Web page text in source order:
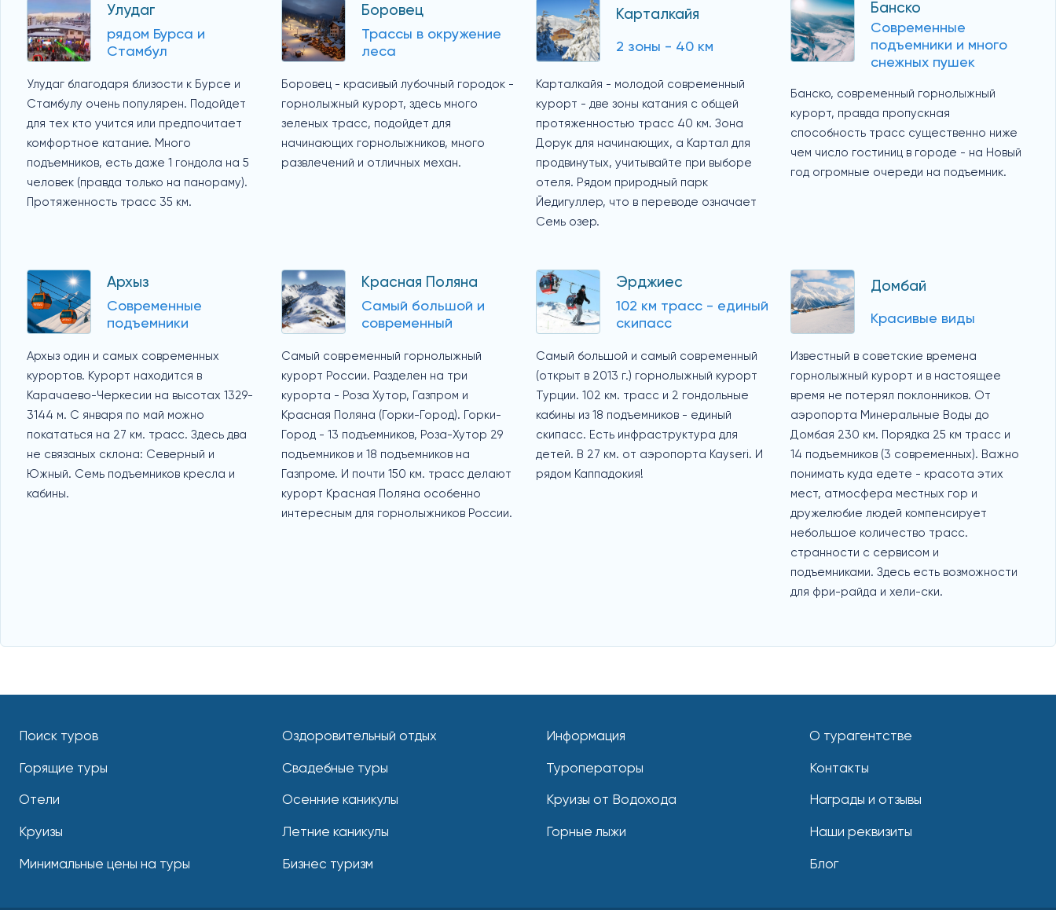
Улудаг
рядом Бурса и
Стамбул
Улудаг благодаря близости к Бурсе и
Стамбулу очень популярен. Подойдет
для тех кто учится или предпочитает
комфортное катание. Много
подъемников, есть даже 1 гондола на 5
человек (правда только на панораму).
Протяженность трасс 35 км.
Боровец
Трассы в окружение
леса
Боровец - красивый лубочный городок -
горнолыжный курорт, здесь много
зеленых трасс, подойдет для
начинающих горнолыжников, много
развлечений и отличных механ.
Карталкайя
2 зоны - 40 км
Карталкайя - молодой современный
курорт - две зоны катания с общей
протяженностью трасс 40 км. Зона
Дорук для начинающих, а Картал для
продвинутых, учитывайте при выборе
отеля. Рядом природный парк
Йедигуллер, что в переводе означает
Семь озер.
Банско
Современные
подъемники и много
снежных пушек
Банско, современный горнолыжный
курорт, правда пропускная
способность трасс существенно ниже
чем число гостиниц в городе - на Новый
год огромные очереди на подъемник.
Архыз
Современные
подъемники
Архыз один и самых современных
курортов. Курорт находится в
Карачаево-Черкесии на высотах 1329-
3144 м. С января по май можно
покататься на 27 км. трасс. Здесь два
не связаных склона: Северный и
Южный. Семь подъемников кресла и
кабины.
Красная Поляна
Самый большой и
современный
Самый современный горнолыжный
курорт России. Разделен на три
курорта - Роза Хутор, Газпром и
Красная Поляна (Горки-Город). Горки-
Город - 13 подъемников, Роза-Хутор 29
подъемников и 18 подъемников на
Газпроме. И почти 150 км. трасс делают
курорт Красная Поляна особенно
интересным для горнолыжников России.
Эрджиес
102 км трасс - единый
скипасс
Самый большой и самый современный
(открыт в 2013 г.) горнолыжный курорт
Турции. 102 км. трасс и 2 гондольные
кабины из 18 подъемников - единый
скипасс. Есть инфраструктура для
детей. В 27 км. от аэропорта Kayseri. И
рядом Каппадокия!
Домбай
Красивые виды
Известный в советские времена
горнолыжный курорт и в настоящее
время не потерял поклонников. От
аэропорта Минеральные Воды до
Домбая 230 км. Порядка 25 км трасс и
14 подъемников (3 современных). Важно
понимать куда едете - красота этих
мест, атмосфера местных гор и
дружелюбие людей компенсирует
небольшое количество трасс.
странности с сервисом и
подъемниками. Здесь есть возможности
для фри-райда и хели-ски.
Поиск туров
Горящие туры
Отели
Круизы
Минимальные цены на туры
Оздоровительный отдых
Свадебные туры
Осенние каникулы
Летние каникулы
Бизнес туризм
Информация
Туроператоры
Круизы от Водохода
Горные лыжи
О турагентстве
Контакты
Награды и отзывы
Наши реквизиты
Блог